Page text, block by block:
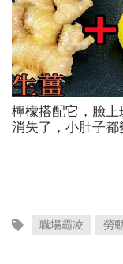
檸檬搭配它，臉上
消失了，小肚子都
職場霸凌 勞